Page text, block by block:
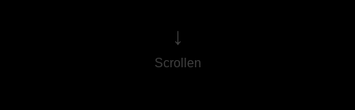
↓
Scrollen